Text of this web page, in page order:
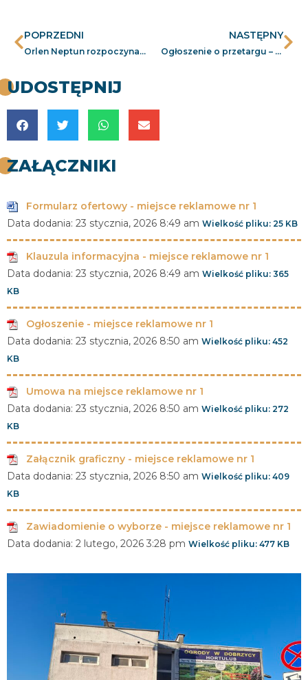
POPRZEDNI
Orlen Neptun rozpoczyna przygotowania portu serwisowego dla morskiej farmy wiatrowej Baltic West
NASTĘPNY
Ogłoszenie o przetargu – najem powierzchni reklamowej na budynku przy ul. Morskiej 1 w Kołobrzegu
UDOSTĘPNIJ
ZAŁĄCZNIKI
Formularz ofertowy - miejsce reklamowe nr 1
Data dodania: 23 stycznia, 2026 8:49 am Wielkość pliku: 25 KB
Klauzula informacyjna - miejsce reklamowe nr 1
Data dodania: 23 stycznia, 2026 8:49 am Wielkość pliku: 365
KB
Ogłoszenie - miejsce reklamowe nr 1
Data dodania: 23 stycznia, 2026 8:50 am Wielkość pliku: 452
KB
Umowa na miejsce reklamowe nr 1
Data dodania: 23 stycznia, 2026 8:50 am Wielkość pliku: 272
KB
Załącznik graficzny - miejsce reklamowe nr 1
Data dodania: 23 stycznia, 2026 8:50 am Wielkość pliku: 409
KB
Zawiadomienie o wyborze - miejsce reklamowe nr 1
Data dodania: 2 lutego, 2026 3:28 pm Wielkość pliku: 477 KB